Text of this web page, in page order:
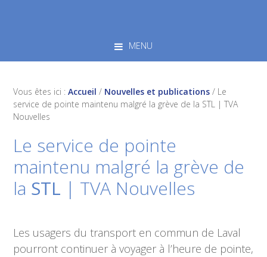
MENU
Vous êtes ici :Accueil / Nouvelles et publications / Le
service de pointe maintenu malgré la grève de la STL | TVA
Nouvelles
Le service de pointe
maintenu malgré la grève de
la STL | TVA Nouvelles
Les usagers du transport en commun de Laval
pourront continuer à voyager à l’heure de pointe,